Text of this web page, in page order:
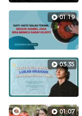
01:19
03:35
01:07